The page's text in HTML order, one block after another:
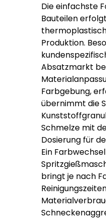
Die einfachste
Bauteilen
Produktion.
Absatzmarkt
Farbgebung,
übernimmt die
Schmelze mit
Dosierung für
Ein
bringt je nach